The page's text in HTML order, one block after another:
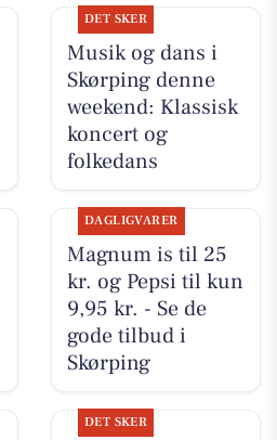
DET SKER
Musik og dans i
Skørping denne
weekend: Klassisk
koncert og
folkedans
DAGLIGVARER
Magnum is til 25
kr. og Pepsi til kun
9,95 kr. - Se de
gode tilbud i
Skørping
DET SKER